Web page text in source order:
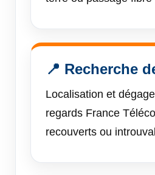
📍 Recherche
Localisation et
regards France
recouverts ou